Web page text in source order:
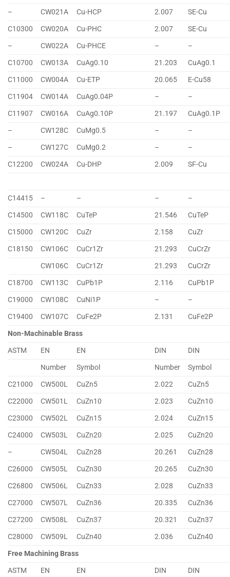
–
CW021A Cu-HCP 2.007
SE-Cu
C10300
CW020A Cu-PHC 2.007
SE-Cu
–
CW022A Cu-PHCE –
–
C10700
CW013A CuAg0.10 21.203
CuAg0.1
C11000
CW004A Cu-ETP 20.065
E-Cu58
C11904
CW014A CuAg0.04P –
–
C11907
CW016A CuAg0.10P 21.197
CuAg0.1P
–
CW128C CuMg0.5 –
–
–
CW127C CuMg0.2 –
–
C12200
CW024A Cu-DHP 2.009 SF-Cu
C14415 – – –
–
C14500
CW118C CuTeP 21.546
CuTeP
C15000
CW120C CuZr 2.158
CuZr
C18150
CW106C CuCr1Zr 21.293
CuCrZr
CW106C
CuCr1Zr 21.293
CuCrZr
C18700
CW113C CuPb1P 2.116
CuPb1P
C19000
CW108C CuNi1P –
–
C19400
CW107C CuFe2P 2.131
CuFe2P
Non-Machinable Brass
ASTM
EN EN DIN
DIN
Number
Symbol Number
Symbol
C21000
CW500L CuZn5 2.022
CuZn5
C22000
CW501L CuZn10 2.023
CuZn10
C23000
CW502L CuZn15 2.024
CuZn15
C24000
CW503L CuZn20 2.025
CuZn20
–
CW504L CuZn28 20.261
CuZn28
C26000
CW505L CuZn30 20.265
CuZn30
C26800
CW506L CuZn33 2.028
CuZn33
C27000
CW507L CuZn36 20.335
CuZn36
C27200
CW508L CuZn37 20.321
CuZn37
C28000
CW509L CuZn40 2.036
CuZn40
Free Machining Brass
ASTM
EN EN DIN DIN